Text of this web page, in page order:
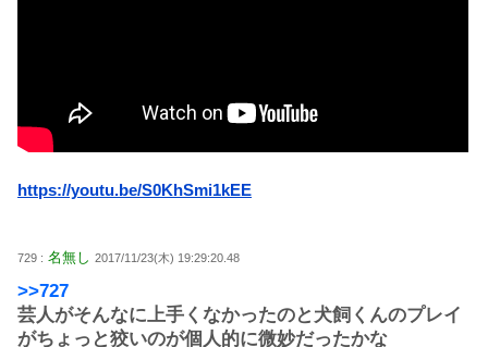
https://youtu.be/S0KhSmi1kEE
729 : 名無し 2017/11/23(木) 19:29:20.48
>>727
芸人がそんなに上手くなかったのと犬飼くんのプレイ
がちょっと狡いのが個人的に微妙だったかな